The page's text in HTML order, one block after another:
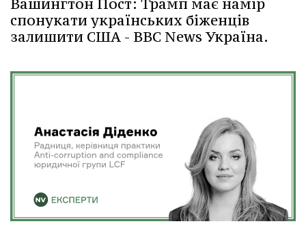
спонукати українських біженців
залишити США - BBC News Україна.